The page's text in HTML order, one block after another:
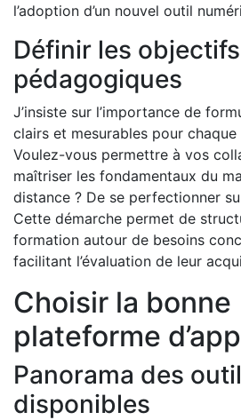
l’adoption d’un nouvel outil
Définir les objectifs
pédagogiques
J’insiste sur l’importance de
clairs et mesurables pour chaque
Voulez-vous permettre à vos
maîtriser les fondamentaux du
distance ? De se perfectionner
Cette démarche permet de
formation autour de besoins
facilitant l’évaluation de leur
Choisir la bonne
plateforme
Panorama des
disponibles